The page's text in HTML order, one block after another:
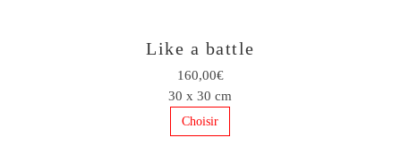
Like a battle
160,00€
30 x 30 cm
Choisir